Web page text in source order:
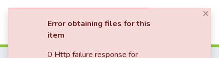
Communities & Collections
×
Error obtaining files for this
item
0 Http failure response for